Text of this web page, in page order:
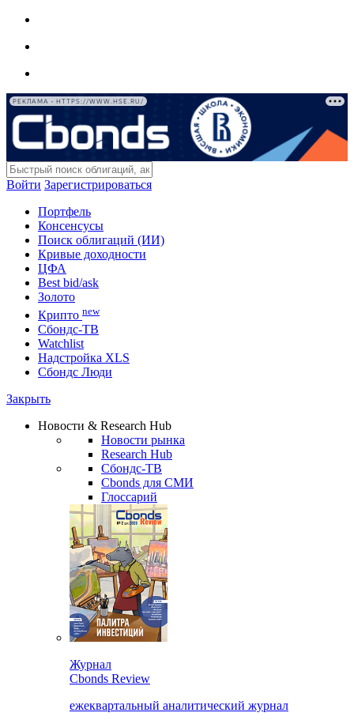
РЕКЛАМА • HTTPS://WWW.HSE.RU/
Войти Зарегистрироваться
Портфель
Консенсусы
Поиск облигаций (ИИ)
Кривые доходности
ЦФА
Best bid/ask
Золото
Крипто new
Сбондс-ТВ
Watchlist
Надстройка XLS
Сбондс Люди
Закрыть
Новости & Research Hub
Новости рынка
Research Hub
Сбондс-ТВ
Cbonds для СМИ
Глоссарий
Журнал
Cbonds Review
ежеквартальный аналитический журнал